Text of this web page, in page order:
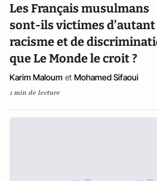
Les Français musulmans
sont-ils victimes d’autant
racisme et de
que Le Monde le croit ?
Karim Maloum et Mohamed Sifaoui
1 min de lecture